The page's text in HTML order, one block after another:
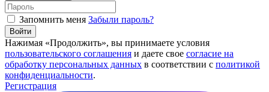
Запомнить меня Забыли пароль?
Войти
Нажимая «Продолжить», вы принимаете условия
пользовательского соглашения и даете свое согласие на
обработку персональных данных в соответствии с политикой
конфиденциальности.
Регистрация